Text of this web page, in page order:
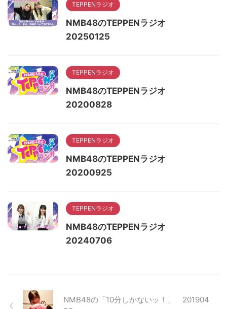
TEPPENラジオ
NMB48のTEPPENラジオ
20250125
TEPPENラジオ
NMB48のTEPPENラジオ
20200828
TEPPENラジオ
NMB48のTEPPENラジオ
20200925
TEPPENラジオ
NMB48のTEPPENラジオ
20240706
NMB48の「10分しかないッ！」 201904